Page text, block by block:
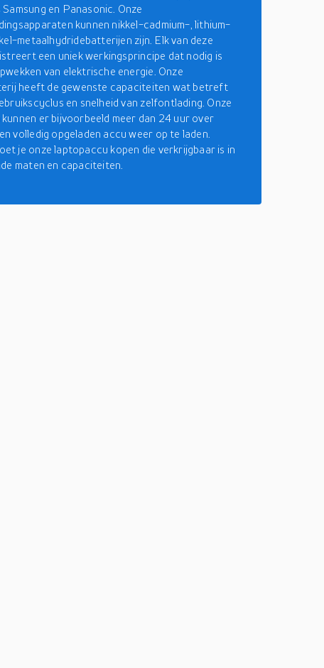
Samsung en Panasonic. Onze
kunnen nikkel-cadmium-, lithium-
metaalhydridebatterijen zijn. Elk van deze
een uniek werkingsprincipe dat nodig is
van elektrische energie. Onze
heeft de gewenste capaciteiten wat betreft
en snelheid van zelfontlading. Onze
er bijvoorbeeld meer dan 24 uur over
volledig opgeladen accu weer op te laden.
je onze laptopaccu kopen die verkrijgbaar is in
maten en capaciteiten.